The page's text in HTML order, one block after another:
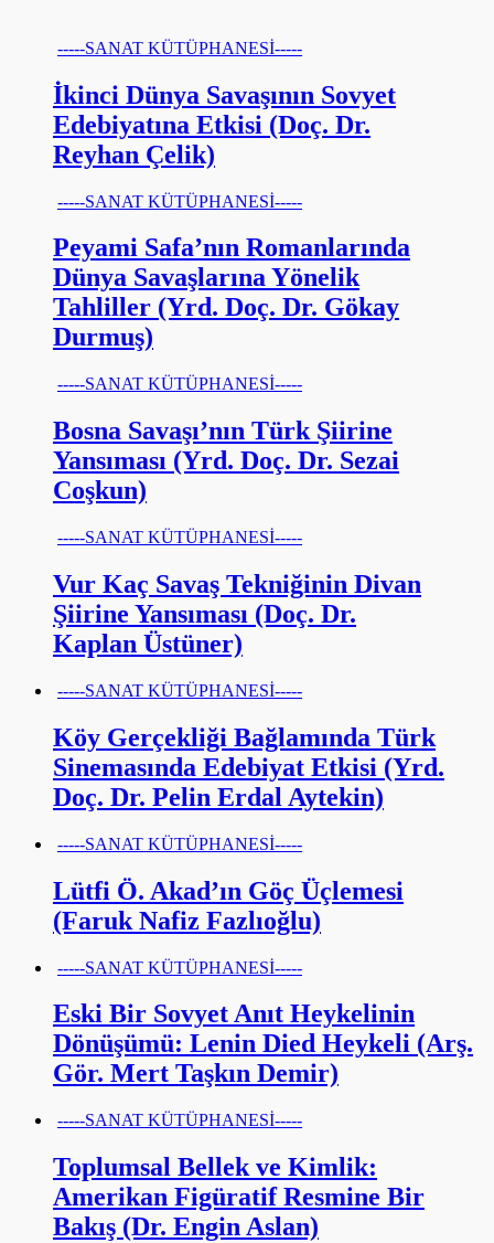
-----SANAT KÜTÜPHANESİ-----
İkinci Dünya Savaşının Sovyet
Edebiyatına Etkisi (Doç. Dr.
Reyhan Çelik)
-----SANAT KÜTÜPHANESİ-----
Peyami Safa’nın Romanlarında
Dünya Savaşlarına Yönelik
Tahliller (Yrd. Doç. Dr. Gökay
Durmuş)
-----SANAT KÜTÜPHANESİ-----
Bosna Savaşı’nın Türk Şiirine
Yansıması (Yrd. Doç. Dr. Sezai
Coşkun)
-----SANAT KÜTÜPHANESİ-----
Vur Kaç Savaş Tekniğinin Divan
Şiirine Yansıması (Doç. Dr.
Kaplan Üstüner)
-----SANAT KÜTÜPHANESİ-----
Köy Gerçekliği Bağlamında Türk
Sinemasında Edebiyat Etkisi (Yrd.
Doç. Dr. Pelin Erdal Aytekin)
-----SANAT KÜTÜPHANESİ-----
Lütfi Ö. Akad’ın Göç Üçlemesi
(Faruk Nafiz Fazlıoğlu)
-----SANAT KÜTÜPHANESİ-----
Eski Bir Sovyet Anıt Heykelinin
Dönüşümü: Lenin Died Heykeli (Arş.
Gör. Mert Taşkın Demir)
-----SANAT KÜTÜPHANESİ-----
Toplumsal Bellek ve Kimlik:
Amerikan Figüratif Resmine Bir
Bakış (Dr. Engin Aslan)